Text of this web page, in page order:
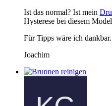
Ist das normal? Ist mein
Hysterese bei diesem
Für Tipps wäre ich dankbar.
Joachim